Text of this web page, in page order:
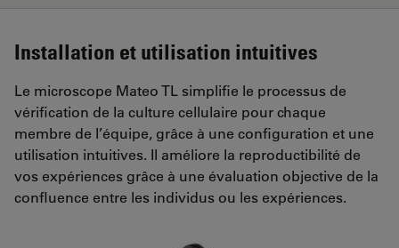
Installation et utilisation intuitives
Le microscope Mateo TL simplifie le processus de
vérification de la culture cellulaire pour chaque
membre de l’équipe, grâce à une configuration et une
utilisation intuitives. Il améliore la reproductibilité de
vos expériences grâce à une évaluation objective de la
confluence entre les individus ou les expériences.